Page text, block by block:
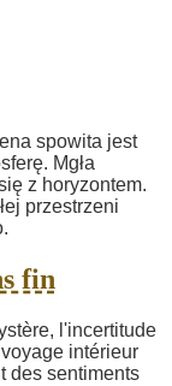
fin
l'incertitude
intérieur
des sentiments